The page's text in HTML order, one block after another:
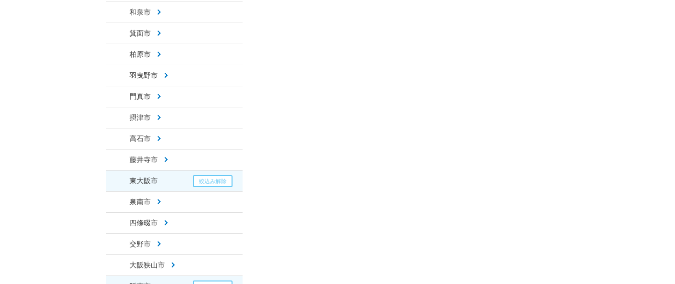
和泉市
箕面市
柏原市
羽曳野市
門真市
摂津市
高石市
藤井寺市
東大阪市
泉南市
四條畷市
交野市
大阪狭山市